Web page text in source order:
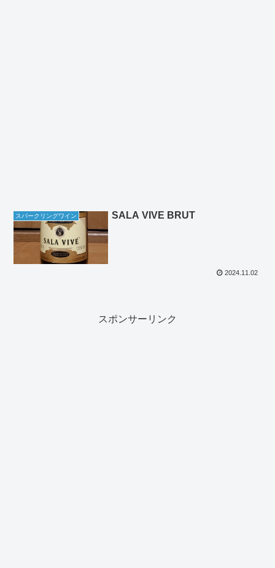
スパークリングワイン SALA VIVE BRUT
2024.11.02
スポンサーリンク